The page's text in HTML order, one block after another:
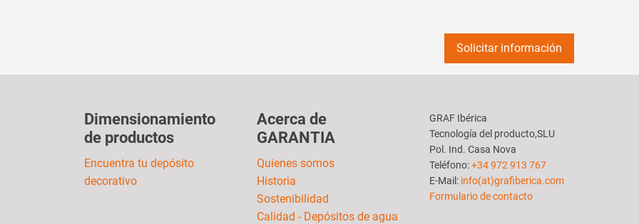
Solicitar información
Dimensionamiento
de productos
Encuentra tu depósito
decorativo
Acerca de
GARANTIA
Quienes somos
Historia
Sostenibilidad
Calidad - Depósitos de agua
GRAF Ibérica
Tecnología del producto,SLU
Pol. Ind. Casa Nova
Teléfono:+34 972 913 767
E-Mail: info(at)grafiberica.com
Formulario de contacto